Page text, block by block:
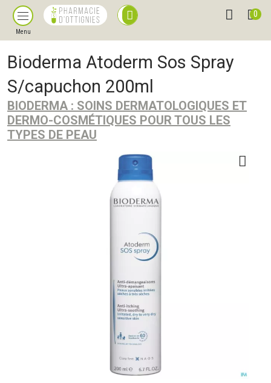
Menu
0
Bioderma Atoderm Sos Spray
S/capuchon 200ml
BIODERMA : SOINS DERMATOLOGIQUES ET
DERMO-COSMÉTIQUES POUR TOUS LES
TYPES DE PEAU